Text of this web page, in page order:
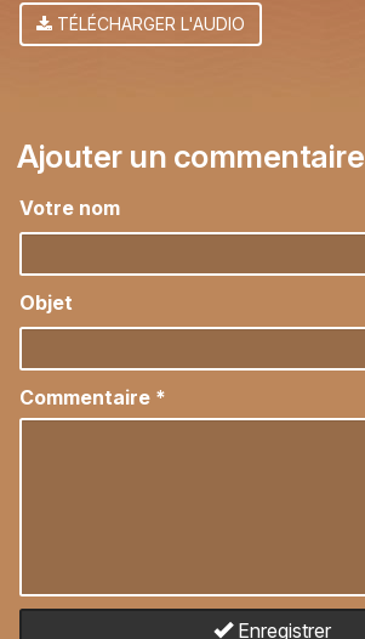
TÉLÉCHARGER L'AUDIO
Ajouter un commentaire
Votre nom
Objet
Commentaire *
Enregistrer